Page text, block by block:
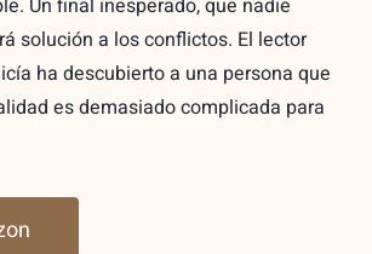
Un final inesperado, que nadie
solución a los conflictos. El lector
ha descubierto a una persona que
es demasiado complicada para